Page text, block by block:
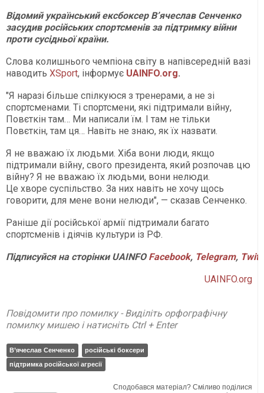
Відомий український ексбоксер В’ячеслав Сенченко
засудив російських спортсменів за підтримку війни
проти сусідньої країни.
Слова колишнього чемпіона світу в напівсередній вазі
наводить XSport, інформує UAINFO.org.
"Я наразі більше спілкуюся з тренерами, а не зі
спортсменами. Ті спортсмени, які підтримали війну,
Повєткін там… Ми написали їм. І там не тільки
Повєткін, там ця… Навіть не знаю, як їх назвати.
Я не вважаю їх людьми. Хіба вони люди, якщо
підтримали війну, свого президента, який розпочав цю
війну? Я не вважаю їх людьми, вони нелюди.
Це хворе суспільство. За них навіть не хочу щось
говорити, для мене вони нелюди", — сказав Сенченко.
Раніше дії російської армії підтримали багато
спортсменів і діячів культури із РФ.
Підписуйся на сторінки UAINFO Facebook, Telegram,
UAINFO.org
Повідомити про помилку - Виділіть орфографічну
помилку мишею і натисніть Ctrl + Enter
В’ячеслав Сенченко
російські боксери
підтримка російської агресії
Сподобався матеріал? Сміливо поділися